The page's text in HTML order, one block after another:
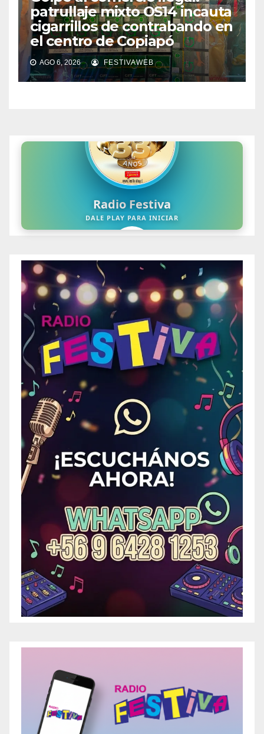
patrullaje mixto OS14 incauta
cigarrillos de contrabando en
el centro de Copiapó
AGO 6, 2026 FESTIVAWEB